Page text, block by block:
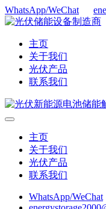
WhatsApp/WeChat
主页
关于我们
光伏产品
联系我们
主页
关于我们
光伏产品
联系我们
WhatsApp/WeChat